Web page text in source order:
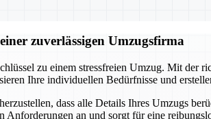
zuverlässigen Umzugsfirma
zu einem stressfreien Umzug. Mit der
Ihre individuellen Bedürfnisse und
dass alle Details Ihres Umzugs
Anforderungen an und sorgt für eine